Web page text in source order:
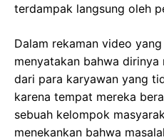
terdampak langsung oleh
Dalam rekaman video
menyatakan bahwa dirinya
dari para karyawan yang
karena tempat mereka
sebuah kelompok
menekankan bahwa